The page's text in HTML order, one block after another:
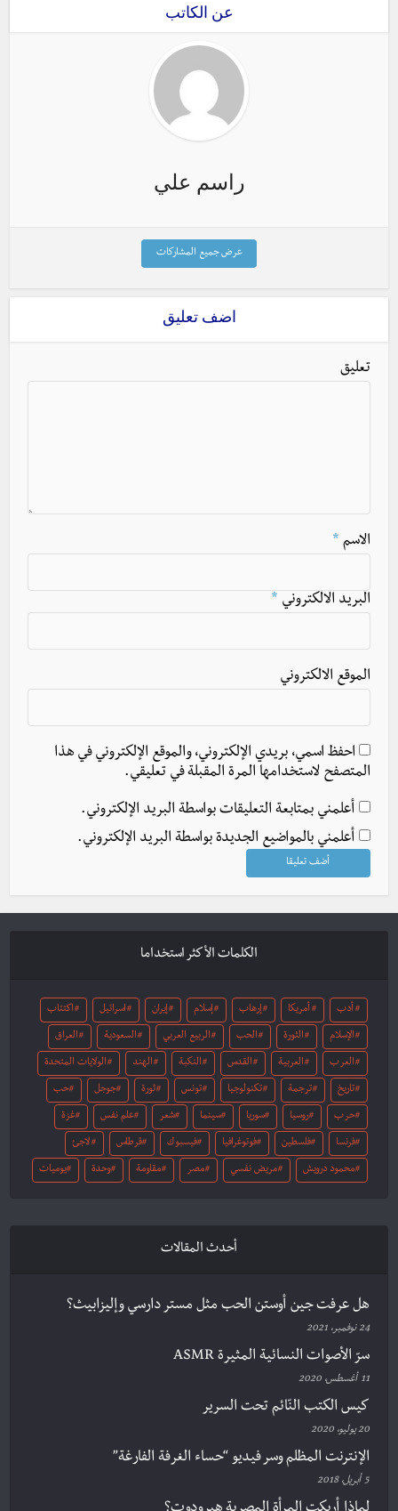
عن الكاتب
راسم علي
عرض جميع المشاركات
اضف تعليق
تعليق
الاسم *
البريد الالكتروني *
الموقع الالكتروني
احفظ اسمي، بريدي الإلكتروني، والموقع الإلكتروني في هذا
المتصفح لاستخدامها المرة المقبلة في تعليقي.
أعلمني بمتابعة التعليقات بواسطة البريد الإلكتروني.
أعلمني بالمواضيع الجديدة بواسطة البريد الإلكتروني.
الكلمات الأكثر استخداما
أدب أمريكا إرهاب إسلام إيران اسرائيل اكتئاب
الإسلام الثورة الحب الربيع العربي السعودية العراق
العرب العربية القدس النكبة الهند الولايات المتحدة
تاريخ ترجمة تكنولوجيا تونس ثورة جوجل حب
حرب روسيا سوريا سينما شعر علم نفس غزة
فرنسا فلسطين فوتوغرافيا فيسبوك قرطاس لاجئ
محمود درويش مريض نفسي مصر مقاومة وحدة يوميات
أحدث المقالات
هل عرفت جين أوستن الحب مثل مستر دارسي وإليزابيث؟
24 نوفمبر، 2021
سرّ الأصوات النسائية المثيرة ASMR
11 أغسطس، 2020
كيس الكتب النّائم تحت السرير
20 يوليو، 2020
الإنترنت المظلم وسر فيديو “حساء الغرفة الفارغة”
5 أبريل، 2018